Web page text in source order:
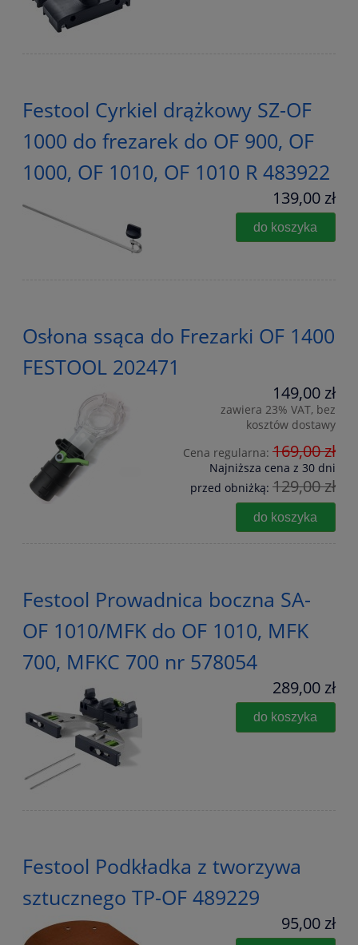
Festool Cyrkiel drążkowy SZ-OF
1000 do frezarek do OF 900, OF
1000, OF 1010, OF 1010 R 483922
139,00 zł
do koszyka
Osłona ssąca do Frezarki OF 1400
FESTOOL 202471
149,00 zł
zawiera 23% VAT, bez
kosztów dostawy
Cena regularna: 169,00 zł
Najniższa cena z 30 dni
przed obniżką: 129,00 zł
do koszyka
Festool Prowadnica boczna SA-
OF 1010/MFK do OF 1010, MFK
700, MFKC 700 nr 578054
289,00 zł
do koszyka
Festool Podkładka z tworzywa
sztucznego TP-OF 489229
95,00 zł